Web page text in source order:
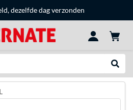
dezelfde dag verzonden